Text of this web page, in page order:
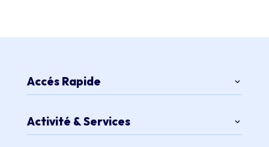
Accés Rapide
Activité & Services